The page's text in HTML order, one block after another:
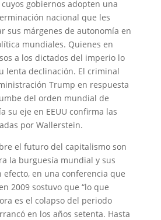
gobiernos adopten una
nacional que les
sus márgenes de autonomía en
mundiales. Quienes en
a los dictados del imperio lo
lenta declinación. El criminal
Trump en respuesta
del orden mundial de
su eje en EEUU confirma las
por Wallerstein.
el futuro del capitalismo son
la burguesía mundial y sus
efecto, en una conferencia que
2009 sostuvo que “lo que
es el colapso del periodo
en los años setenta. Hasta